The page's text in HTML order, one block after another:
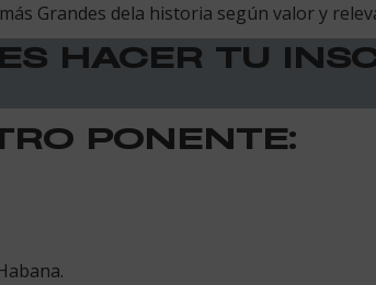
Grandes dela historia según valor y
HACER TU
PONENTE: